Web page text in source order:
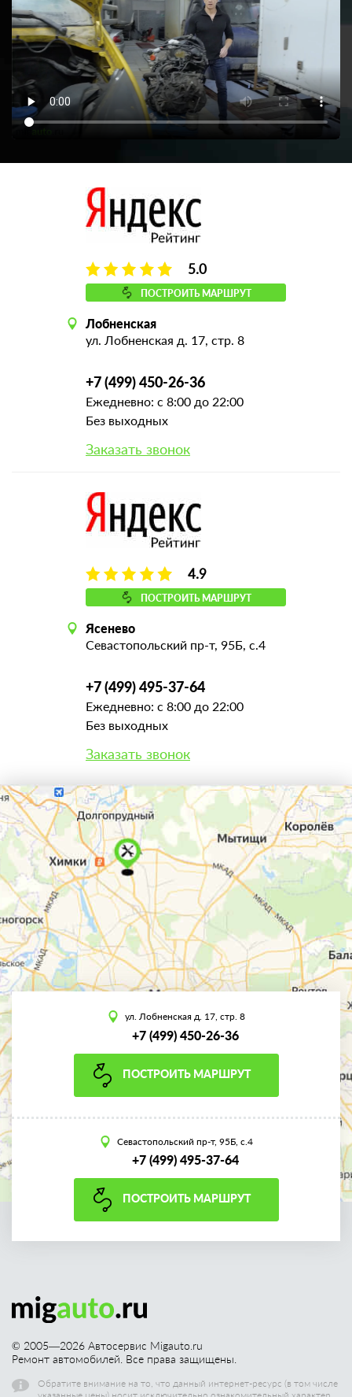
5.0
ПОСТРОИТЬ МАРШРУТ
Лобненская
ул. Лобненская д. 17, стр. 8
+7 (499) 450-26-36
Ежедневно: с 8:00 до 22:00
Без выходных
Заказать звонок
4.9
ПОСТРОИТЬ МАРШРУТ
Ясенево
Севастопольский пр-т, 95Б, с.4
+7 (499) 495-37-64
Ежедневно: с 8:00 до 22:00
Без выходных
Заказать звонок
ул. Лобненская д. 17, стр. 8
+7 (499) 450-26-36
ПОСТРОИТЬ МАРШРУТ
Севастопольский пр-т, 95Б, с.4
+7 (499) 495-37-64
ПОСТРОИТЬ МАРШРУТ
© 2005—2026 Автосервис Migauto.ru
Ремонт автомобилей. Все права защищены.
Обратите внимание на то, что данный интернет-ресурс (в том числе